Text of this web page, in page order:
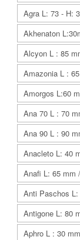
Agra L: 73 - H:
Akhenaton
Alcyon L : 85
Amazonia L :
Amorgos L:60
Ana 70 L : 70
Ana 90 L : 90
Anacleto L: 40
Anafi L: 65 mm
Anti Paschos
Antigone L: 80
Aphro L : 30